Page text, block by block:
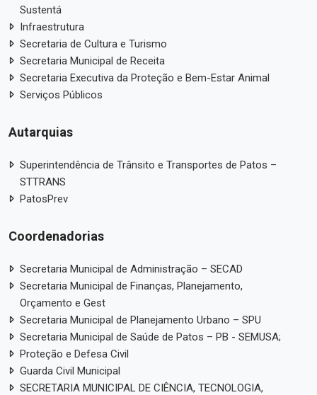
Sustentá
Infraestrutura
Secretaria de Cultura e Turismo
Secretaria Municipal de Receita
Secretaria Executiva da Proteção e Bem-Estar Animal
Serviços Públicos
Autarquias
Superintendência de Trânsito e Transportes de Patos –
STTRANS
PatosPrev
Coordenadorias
Secretaria Municipal de Administração – SECAD
Secretaria Municipal de Finanças, Planejamento,
Orçamento e Gest
Secretaria Municipal de Planejamento Urbano – SPU
Secretaria Municipal de Saúde de Patos – PB - SEMUSA;
Proteção e Defesa Civil
Guarda Civil Municipal
SECRETARIA MUNICIPAL DE CIÊNCIA, TECNOLOGIA,